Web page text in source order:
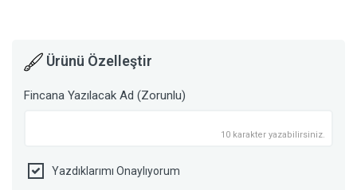
Ürünü Özelleştir
Fincana Yazılacak Ad (Zorunlu)
10 karakter yazabilirsiniz.
Yazdıklarımı Onaylıyorum